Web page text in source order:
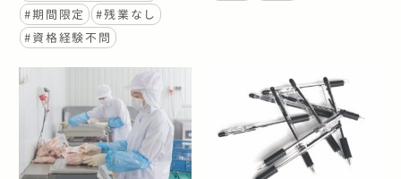
#期間限定
#残業なし
#資格経験不問